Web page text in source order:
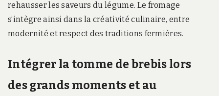
rehausser les saveurs du légume. Le fromage
s’intègre ainsi dans la créativité culinaire, entre
modernité et respect des traditions fermières.
Intégrer la tomme de brebis lors
des grands moments et au